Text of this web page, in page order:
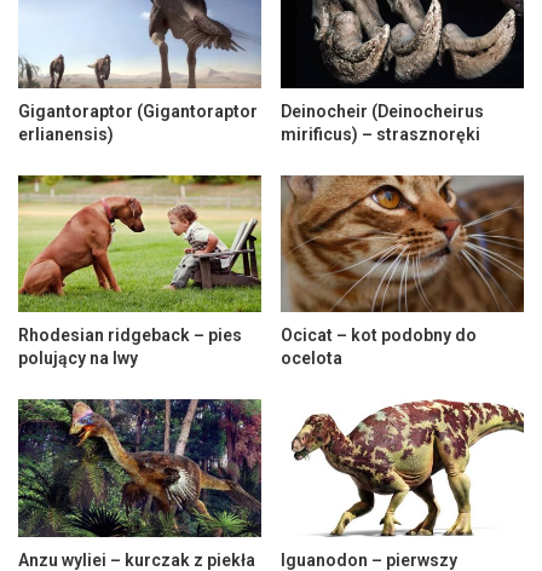
Gigantoraptor (Gigantoraptor
erlianensis)
Deinocheir (Deinocheirus
mirificus) – strasznoręki
Rhodesian ridgeback – pies
polujący na lwy
Ocicat – kot podobny do
ocelota
Anzu wyliei – kurczak z piekła
Iguanodon – pierwszy